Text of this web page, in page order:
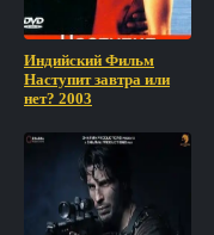
Индийский Фильм
Наступит завтра или
нет? 2003